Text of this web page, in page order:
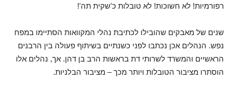
רפורמיות! לא חשוכות! לא טובלות כ'שקית תה'!
שנים של מאבקים שהובילו לכתיבת נהלי המקוואות הסתיימו במפח
נפש. הנהלים אכן נכתבו לפני כשנתיים בשיתוף פעולה בין הרבנים
הראשיים והמשרד לשרותי דת בראשות הרב בן דהן. אך, נהלים אלו
הוסתרו מציבור הטובלות ויותר מכך – מציבור הבלניות.